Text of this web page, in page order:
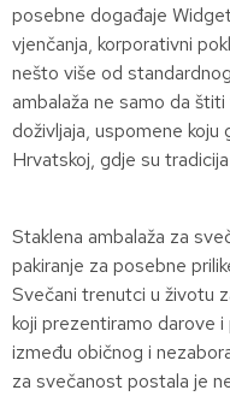
posebne događaje
vjenčanja, korporativni
nešto više od
ambalaža ne samo da
doživljaja, uspomene
Hrvatskoj, gdje su
Staklena ambalaža za
pakiranje za posebne
Svečani trenutci u životu
koji prezentiramo darove
između običnog i
za svečanost postala je